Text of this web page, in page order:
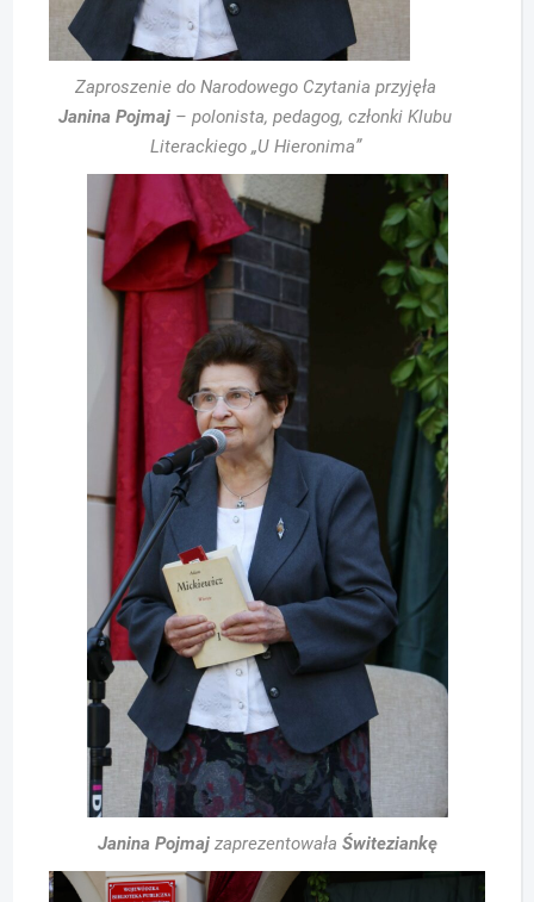
Zaproszenie do Narodowego Czytania przyjęła
Janina Pojmaj – polonista, pedagog, członki Klubu
Literackiego „U Hieronima”
Janina Pojmajzaprezentowała Świteziankę